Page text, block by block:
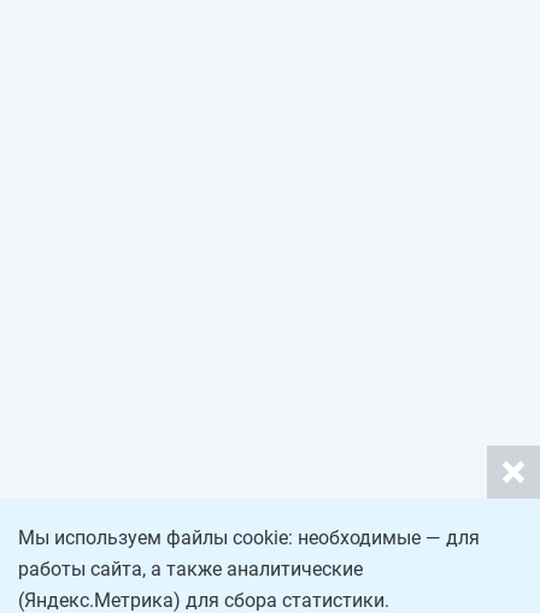
Мы используем файлы cookie: необходимые — для
работы сайта, а также аналитические
(Яндекс.Метрика) для сбора статистики.